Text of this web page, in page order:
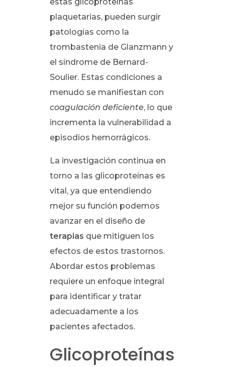
plaquetarias, pueden surgir
patologías como la
trombastenia de Glanzmann y
el síndrome de Bernard-
Soulier. Estas condiciones a
menudo se manifiestan con
coagulación deficiente, lo que
incrementa la vulnerabilidad a
episodios hemorrágicos.
La investigación continua en
torno a las glicoproteínas es
vital, ya que entendiendo
mejor su función podemos
avanzar en el diseño de
terapias que mitiguen los
efectos de estos trastornos.
Abordar estos problemas
requiere un enfoque integral
para identificar y tratar
adecuadamente a los
pacientes afectados.
Glicoproteínas